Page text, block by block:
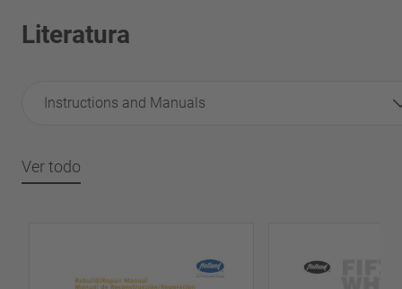
Literatura
Instructions and Manuals
Ver todo